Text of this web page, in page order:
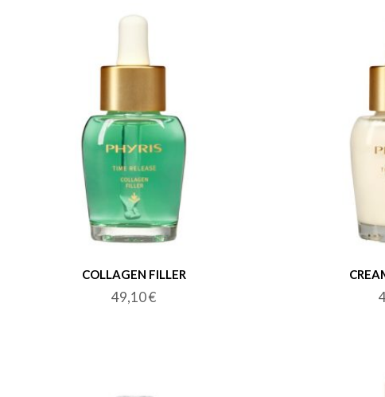
COLLAGEN FILLER
49,10€